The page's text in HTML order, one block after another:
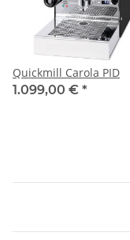
Quickmill Carola PID
1.099,00 € *